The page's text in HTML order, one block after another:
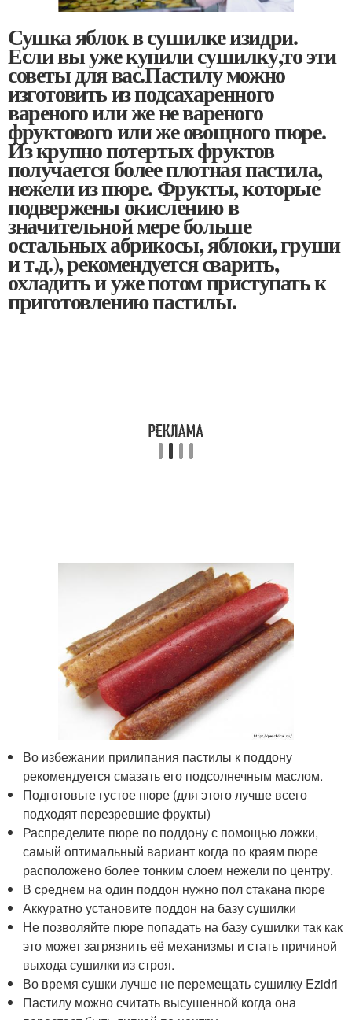
Сушка яблок в сушилке изидри.
Если вы уже купили сушилку,то эти
советы для вас.Пастилу можно
изготовить из подсахаренного
вареного или же не вареного
фруктового или же овощного пюре.
Из крупно потертых фруктов
получается более плотная пастила,
нежели из пюре. Фрукты, которые
подвержены окислению в
значительной мере больше
остальных абрикосы, яблоки, груши
и т.д.), рекомендуется сварить,
охладить и уже потом приступать к
приготовлению пастилы.
Во избежании прилипания пастилы к поддону
рекомендуется смазать его подсолнечным маслом.
Подготовьте густое пюре (для этого лучше всего
подходят перезревшие фрукты)
Распределите пюре по поддону с помощью ложки,
самый оптимальный вариант когда по краям пюре
расположено более тонким слоем нежели по центру.
В среднем на один поддон нужно пол стакана пюре
Аккуратно установите поддон на базу сушилки
Не позволяйте пюре попадать на базу сушилки так как
это может загрязнить её механизмы и стать причиной
выхода сушилки из строя.
Во время сушки лучше не перемещать сушилку Ezidri
Пастилу можно считать высушенной когда она